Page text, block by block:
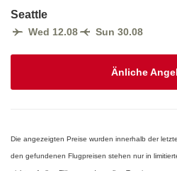
Seattle
Wed 12.08 Sun 30.08
Änliche
Die angezeigten Preise wurden innerhalb der
den gefundenen Flugpreisen stehen nur in